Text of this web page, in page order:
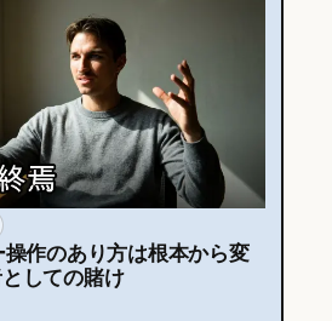
操作のあり方は根本から変
しての賭け